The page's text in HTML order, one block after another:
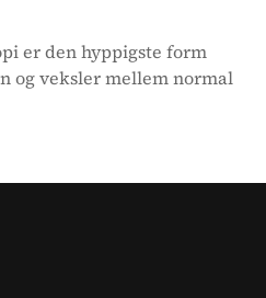
er den hyppigste form
og veksler mellem normal